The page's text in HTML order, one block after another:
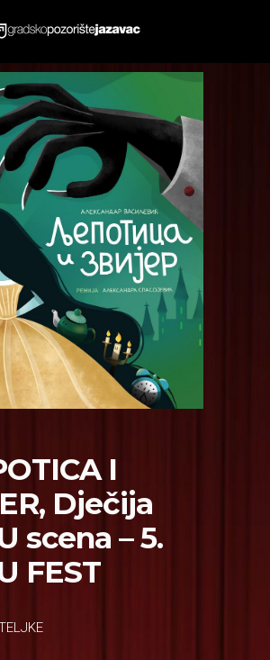
I
Dječija
scena – 5.
FEST